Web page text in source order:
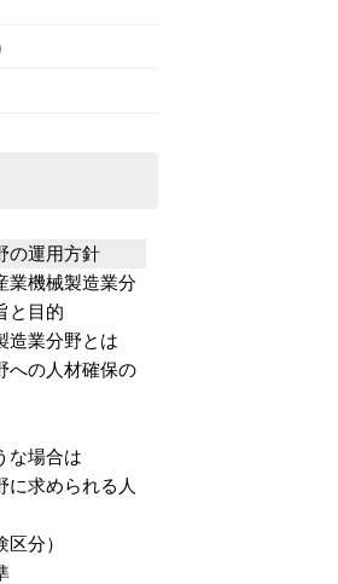
の運用方針
業機械製造業分
と目的
造業分野とは
への人材確保の
な場合は
に求められる人
分）